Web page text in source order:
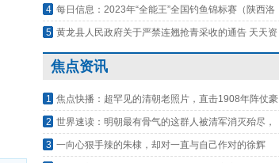
4 每日信息：2023年“全能王”全国钓鱼锦标赛（陕西洛
南站）成功举办
5 黄龙县人民政府关于严禁连翘抢青采收的通告 天天资
讯
焦点资讯
1 焦点快播：超罕见的清朝老照片，直击1908年阵仗豪
华的光绪皇帝葬礼
2 世界速读：明朝最有骨气的这群人被清军消灭殆尽，
为何至今很多人不知道他们
3 一向心狠手辣的朱棣，却对一直与自己作对的徐辉